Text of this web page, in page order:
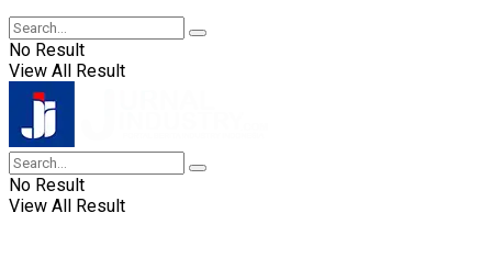
No Result
View All Result
No Result
View All Result